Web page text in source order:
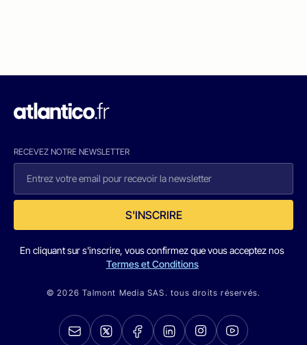
RECEVEZ NOTRE NEWSLETTER
S'INSCRIRE
En cliquant sur s'inscrire, vous confirmez que vous acceptez nos
Termes et Conditions
© 2026 Talmont Media SAS. tous droits réservés.